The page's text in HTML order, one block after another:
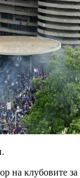
клубовите